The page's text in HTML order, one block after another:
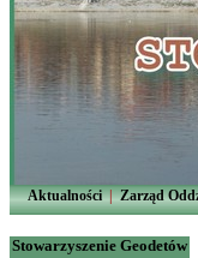
Aktualności|Zarząd
Stowarzyszenie Geodetów